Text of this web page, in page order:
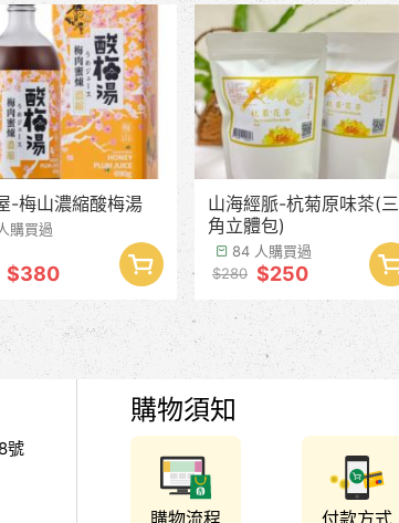
-梅山濃縮酸梅湯
購買過
$380
山海經脈-杭菊原味茶(三
角立體包)
84 人購買過
$280 $250
號
購物須知
購物流程 付款方式